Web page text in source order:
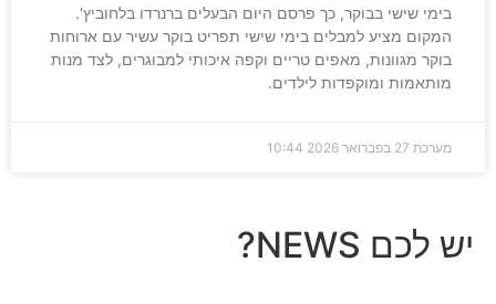
בימי שישי בבוקר, כך פרסם היום הבעלים ברנרדו בלחוביץ'.
המקום מציע למבלים בימי שישי תפריט בוקר עשיר עם ארוחות
בוקר מגוונות, מאפים טריים וקפה איכותי למבוגרים, לצד מנות
מותאמות ומוקפדות לילדים.
מערכת 27 בפברואר 2026 10:44
יש לכם NEWS?